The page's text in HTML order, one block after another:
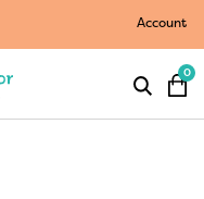
Account
0